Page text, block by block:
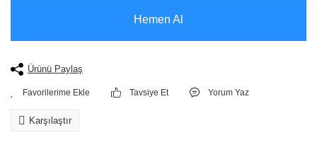
Hemen Al
Ürünü Paylaş
Tavsiye Et Yorum Yaz
Karşılaştır